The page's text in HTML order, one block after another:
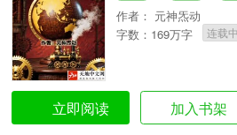
作者： 元神炁动
字数：169万字
连载中
立即阅读 加入书架